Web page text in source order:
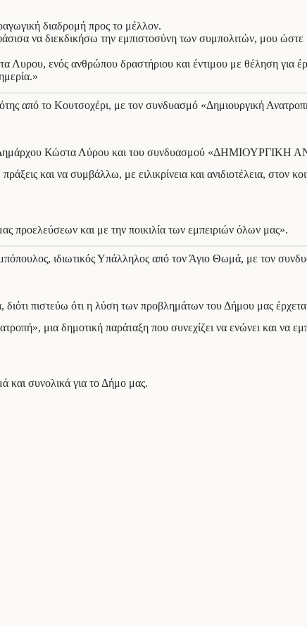
διαδρομή προς το μέλλον.
να διεκδικήσω την εμπιστοσύνη των συμπολιτών, μου
ενός ανθρώπου δραστήριου και έντιμου με θέληση για
από το Κουτσοχέρι, με τον συνδυασμό «Δημιουργική
Δημάρχου Κώστα Λύρου και του συνδυασμού
και να συμβάλλω, με ειλικρίνεια και ανιδιοτέλεια, στον
προελεύσεων και με την ποικιλία των εμπειριών όλων μας».
ιδιωτικός Υπάλληλος από τον Άγιο Θωμά, με τον
πιστεύω ότι η λύση των προβλημάτων του Δήμου μας
μια δημοτική παράταξη που συνεχίζει να ενώνει και να
και συνολικά για το Δήμο μας.